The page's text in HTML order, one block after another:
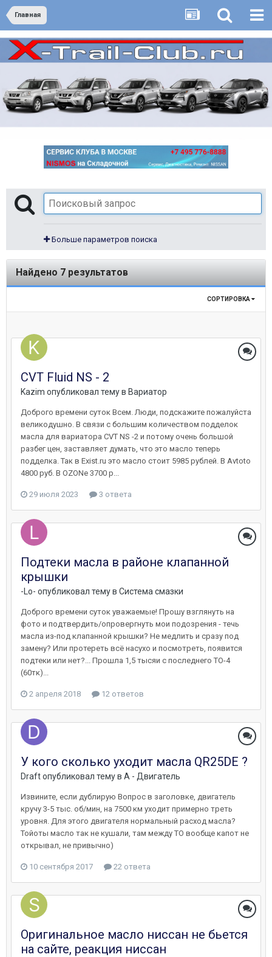
Главная
Больше параметров поиска
Найдено 7 результатов
СОРТИРОВКА
CVT Fluid NS - 2
Kazim опубликовал тему в Вариатор
Доброго времени суток Всем. Люди, подскажите пожалуйста
великодушно. В связи с большим количеством подделок
масла для вариатора CVT NS -2 и потому очень большой
разбег цен, заставляет думать, что это масло теперь
подделка. Так в Exist.ru это масло стоит 5985 рублей. В Аvtoto
4800 руб. В OZONе 3700 р...
29 июля 2023 3 ответа
Подтеки масла в районе клапанной
крышки
-Lo- опубликовал тему в Система смазки
Доброго времени суток уважаемые! Прошу взглянуть на
фото и подтвердить/опровергнуть мои подозрения - течь
масла из-под клапанной крышки? Не медлить и сразу под
замену? Или протереть всё насухо и посмотреть, появится
подтеки или нет?... Прошла 1,5 тысяи с последнего ТО-4
(60тк)...
2 апреля 2018 12 ответов
У кого сколько уходит масла QR25DE ?
Draftопубликовал тему в A - Двигатель
Извините, если дублирую Вопрос в заголовке, двигатель
кручу 3-5 тыс. об/мин, на 7500 км уходит примерно треть
уровня. Для этого двигателя нормальный расход масла?
Тойоты масло так не кушали, там между ТО вообще капот не
открывал, не привычно)
10 сентября 2017 22 ответа
Оригинальное масло ниссан не бьется
на сайте, реакция ниссан